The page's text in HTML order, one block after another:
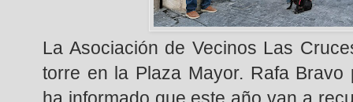
La Asociación de Vecinos Las
torre en la Plaza Mayor. Rafa Bravo
ha informado que este año van a